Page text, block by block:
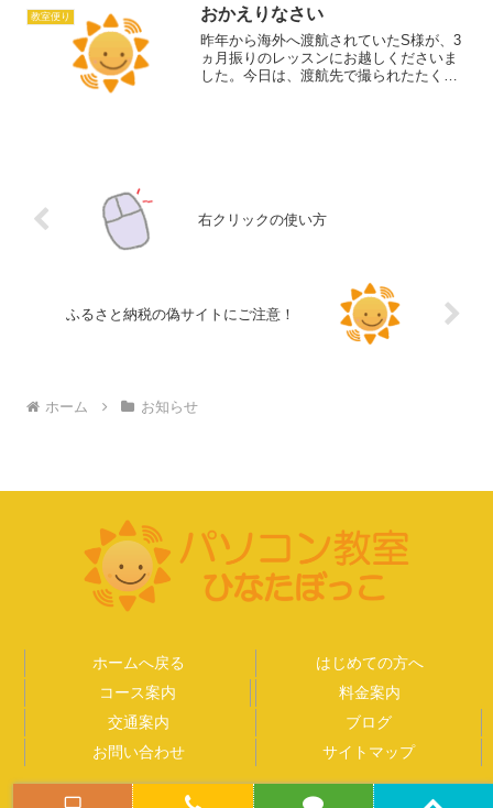
ぱは市販の折り紙で作...
教室便り おかえりなさい
昨年から海外へ渡航されていたS様が、3
ヵ月振りのレッスンにお越しくださいま
した。今日は、渡航先で撮られたたくさ
右クリックの使い方
ふるさと納税の偽サイトにご注意！
ホーム お知らせ
ホームへ戻る
はじめての方へ
コース案内
料金案内
交通案内
ブログ
お問い合わせ
サイトマップ